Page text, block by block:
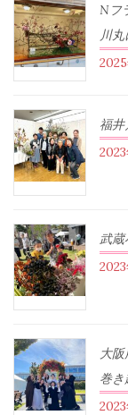
Nフ
川丸
福
武蔵
大
巻き